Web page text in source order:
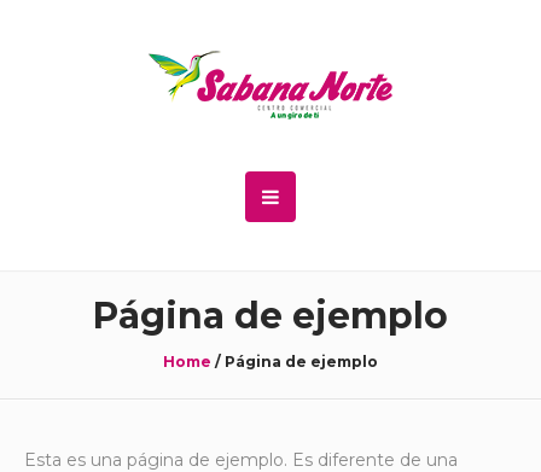
Página de ejemplo
Home / Página de ejemplo
Esta es una página de ejemplo. Es diferente de una